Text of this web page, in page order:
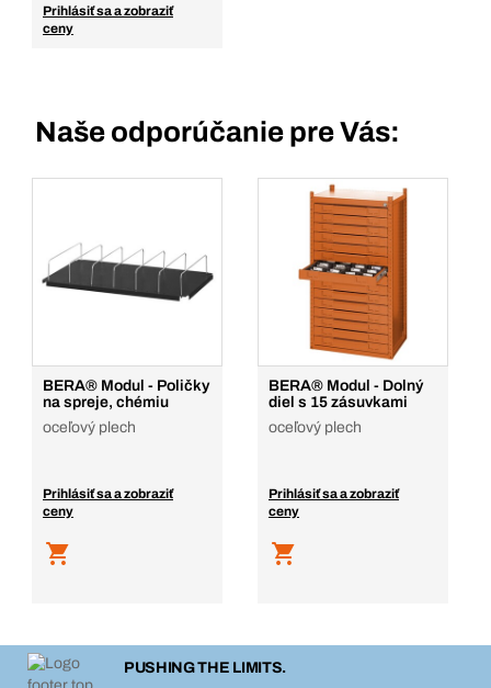
Prihlásiť sa a zobraziť
ceny
Naše odporúčanie pre Vás:
BERA® Modul - Poličky
na spreje, chémiu
oceľový plech
Prihlásiť sa a zobraziť
ceny
BERA® Modul - Dolný
diel s 15 zásuvkami
oceľový plech
Prihlásiť sa a zobraziť
ceny
PUSHING THE LIMITS.